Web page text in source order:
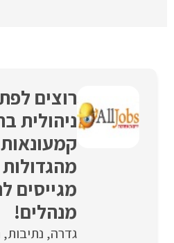
רוצים
ניהולית
קמעונאות
מגייסים
מנהלים!
גדרה נתיבות